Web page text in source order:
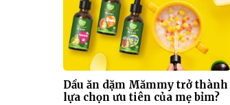
Dầu ăn dặm Mămmy trở thành
lựa chọn ưu tiên của mẹ bỉm?